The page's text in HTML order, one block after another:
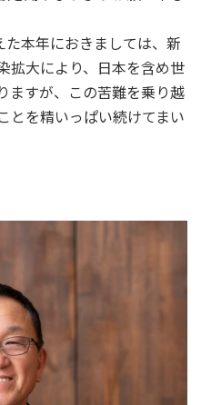
本年におきましては、新
拡大により、日本を含め世
ますが、この苦難を乗り越
とを精いっぱい続けてまい